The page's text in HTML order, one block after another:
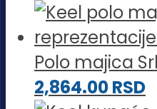
Polo majica
2,864.00RSD